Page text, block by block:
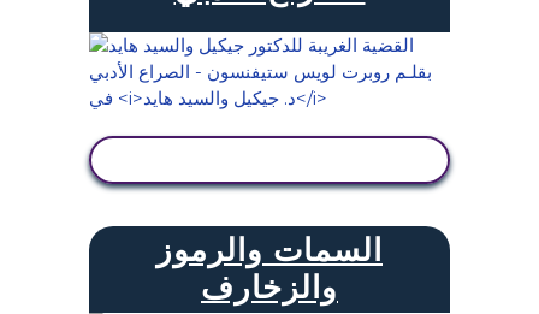
السمات والرموز
والزخارف